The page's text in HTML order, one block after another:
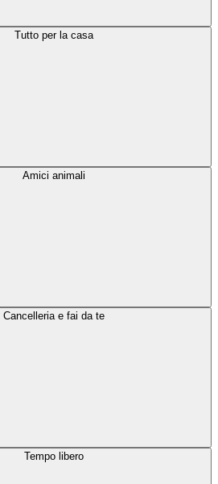
Tutto per la casa
Amici animali
Cancelleria e fai da te
Tempo libero